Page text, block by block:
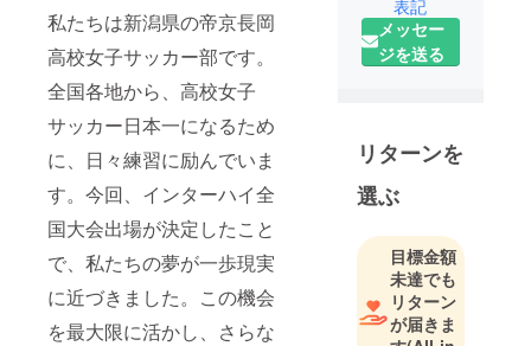
私たちは新潟県の帝京長岡
高校女子サッカー部です。
全国各地から、高校女子
サッカー日本一になるため
に、日々練習に励んでいま
す。今回、インターハイ全
国大会出場が決定したこと
で、私たちの夢が一歩現実
に近づきました。この機会
を最大限に活かし、さらな
表記
メッセー
ジを送る
リターンを
選ぶ
目標金額
未達でも
リターン
が届きま